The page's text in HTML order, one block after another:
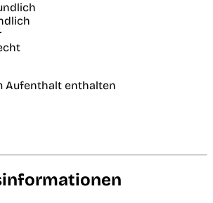
Aufenthalt enthalten